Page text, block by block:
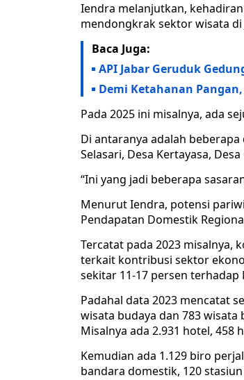
Iendra melanjutkan,
mendongkrak sektor wisata di
Baca Juga:
API Jabar Geruduk
Demi Ketahanan
Pada 2025 ini misalnya, ada
Di antaranya adalah
Selasari, Desa Kertayasa,
“Ini yang jadi beberapa
Menurut Iendra, potensi
Pendapatan Domestik
Tercatat pada 2023 misalnya,
terkait kontribusi sektor
sekitar 11-17 persen terhadap
Padahal data 2023 mencatat
wisata budaya dan 783
Misalnya ada 2.931 hotel, 458
Kemudian ada 1.129 biro
bandara domestik, 120